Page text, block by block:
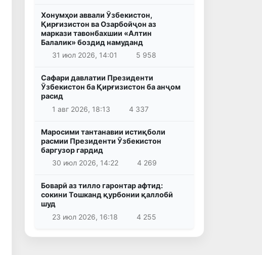
Хонумҳои аввали Ӯзбекистон,
Қирғизистон ва Озарбойҷон аз
маркази тавонбахшии «Алтин
Балалик» боздид намуданд
31 июл 2026, 14:01
5 958
Сафари давлатии Президенти
Ӯзбекистон ба Қирғизистон ба анҷом
расид
1 авг 2026, 18:13
4 337
Маросими тантанавии истиқболи
расмии Президенти Ӯзбекистон
баргузор гардид
30 июл 2026, 14:22
4 269
Боварӣ аз тилло гаронтар афтид:
сокини Тошканд қурбонии қаллобӣ
шуд
23 июл 2026, 16:18
4 255